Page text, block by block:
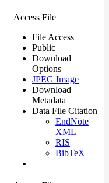
Access File
File Access
Public
Download
Options
JPEG Image
Download
Metadata
Data File Citation
EndNote
XML
RIS
BibTeX